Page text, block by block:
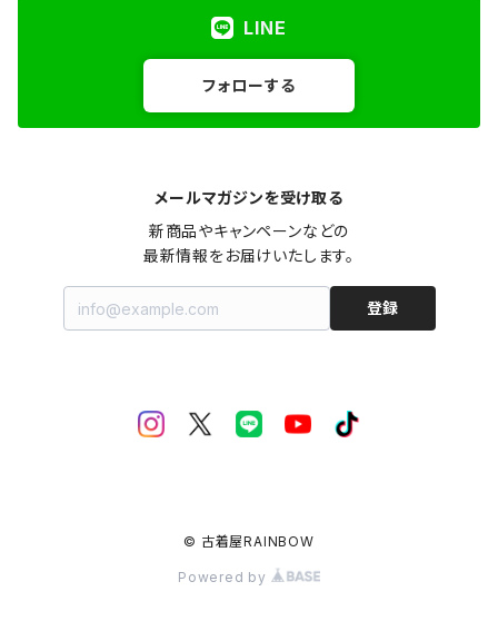
LINE
フォローする
メールマガジンを受け取る
新商品やキャンペーンなどの
最新情報をお届けいたします。
登録
© 古着屋RAINBOW
Powered by